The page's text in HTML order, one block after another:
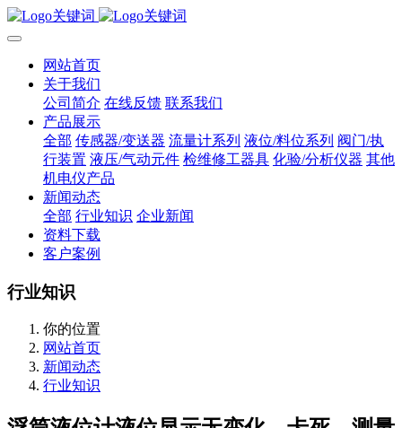
网站首页
关于我们
公司简介 在线反馈 联系我们
产品展示
全部 传感器/变送器 流量计系列 液位/料位系列 阀门/执
行装置 液压/气动元件 检维修工器具 化验/分析仪器 其他
机电仪产品
新闻动态
全部 行业知识 企业新闻
资料下载
客户案例
行业知识
你的位置
网站首页
新闻动态
行业知识